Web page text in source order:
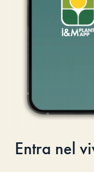
Entra nel